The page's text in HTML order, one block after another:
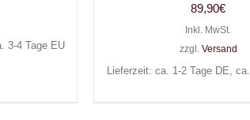
3-4 Tage EU
89,90€
Inkl. MwSt.
zzgl. Versand
Lieferzeit: ca. 1-2 Tage DE,